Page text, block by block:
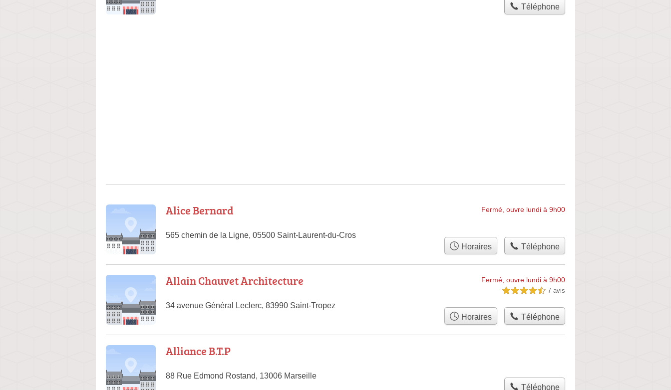
Téléphone
Alice Bernard
565 chemin de la Ligne, 05500 Saint-Laurent-du-Cros
Fermé, ouvre lundi à 9h00
Horaires Téléphone
Allain Chauvet Architecture
34 avenue Général Leclerc, 83990 Saint-Tropez
Fermé, ouvre lundi à 9h00
4,5 étoiles sur 5 7 avis
Horaires Téléphone
Alliance B.T.P
88 Rue Edmond Rostand, 13006 Marseille
Téléphone